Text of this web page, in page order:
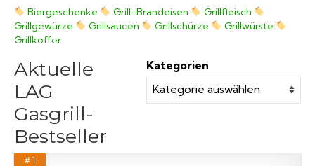
Biergeschenke Grill-Brandeisen
Grillfleisch
Grillgewürze
Grillsaucen Grillschürze
Grillwürste
Grillkoffer
Kategorien
Aktuelle
LAG
Gasgrill-
Bestseller
# 1